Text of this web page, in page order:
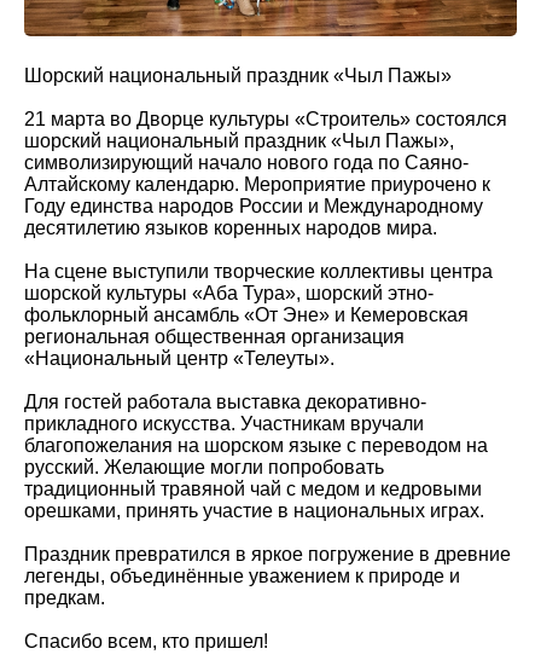
Шорский национальный праздник «Чыл Пажы»
21 марта во Дворце культуры «Строитель» состоялся
шорский национальный праздник «Чыл Пажы»,
символизирующий начало нового года по Саяно-
Алтайскому календарю. Мероприятие приурочено к
Году единства народов России и Международному
десятилетию языков коренных народов мира.
На сцене выступили творческие коллективы центра
шорской культуры «Аба Тура», шорский этно-
фольклорный ансамбль «От Эне» и Кемеровская
региональная общественная организация
«Национальный центр «Телеуты».
Для гостей работала выставка декоративно-
прикладного искусства. Участникам вручали
благопожелания на шорском языке с переводом на
русский. Желающие могли попробовать
традиционный травяной чай с медом и кедровыми
орешками, принять участие в национальных играх.
Праздник превратился в яркое погружение в древние
легенды, объединённые уважением к природе и
предкам.
Спасибо всем, кто пришел!